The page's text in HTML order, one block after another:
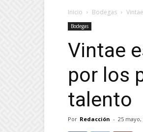
Inicio Bodegas
Bodegas
Vintae
por los
talento
Por Redacción - 25 mayo,